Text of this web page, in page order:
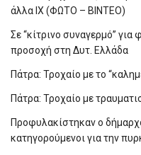
άλλα ΙΧ (ΦΩΤΟ – ΒΙΝΤΕΟ)
Σε “κίτρινο συναγερμό”
προσοχή στη Δυτ. Ελλάδα
Πάτρα: Τροχαίο με το
Πάτρα: Τροχαίο με
Προφυλακίστηκαν ο
κατηγορούμενοι για την